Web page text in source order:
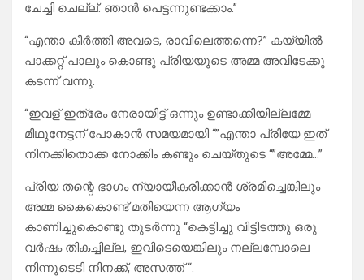
ചേച്ചി ചെല്ല്. ഞാൻ പെട്ടന്നുണ്ടക്കാം.”
“എന്താ കീർത്തി അവടെ, രാവിലെത്തന്നെ?” കയ്യിൽ
പാക്കറ്റ് പാലും കൊണ്ടു പ്രിയയുടെ അമ്മ അവിടേക്കു
കടന്ന് വന്നു.
“ഇവള് ഇത്രേം നേരായിട്ട് ഒന്നും ഉണ്ടാക്കിയില്ലമ്മേ
മിഥുനേട്ടന് പോകാൻ സമയമായി “”എന്താ പ്രിയേ ഇത്‌
നിനക്കിതൊക്ക നോക്കിം കണ്ടും ചെയ്തുടെ “”അമ്മേ…”
പ്രിയ തന്റെ ഭാഗം ന്യായീകരിക്കാൻ ശ്രമിച്ചെങ്കിലും
അമ്മ കൈകൊണ്ട് മതിയെന്ന ആഗ്യം
കാണിച്ചുകൊണ്ടു തുടർന്നു “കെട്ടിച്ചു വിട്ടിടത്തു ഒരു
വർഷം തികച്ചില്ല, ഇവിടെയെങ്കിലും നല്ലമ്പോലെ
നിന്നൂടെടി നിനക്ക്, അസത്ത് “.